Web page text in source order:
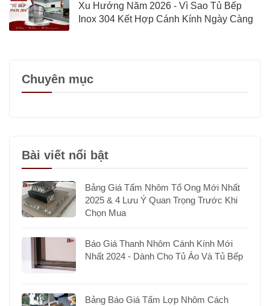
Xu Hướng Năm 2026 - Vì Sao Tủ Bếp
Inox 304 Kết Hợp Cánh Kính Ngày Càng
Chuyên mục
Bài viết nổi bật
Bảng Giá Tấm Nhôm Tổ Ong Mới Nhất
2025 & 4 Lưu Ý Quan Trọng Trước Khi
Chọn Mua
Báo Giá Thanh Nhôm Cánh Kính Mới
Nhất 2024 - Dành Cho Tủ Áo Và Tủ Bếp
Bảng Báo Giá Tấm Lợp Nhôm Cách